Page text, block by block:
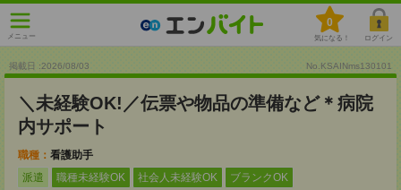
メニュー
0
気になる！ ログイン
掲載日 :2026/08/03 No.KSAINms130101
＼未経験OK!／伝票や物品の準備など＊病院
内サポート
職種： 看護助手
派遣
職種未経験OK 社会人未経験OK ブランクOK